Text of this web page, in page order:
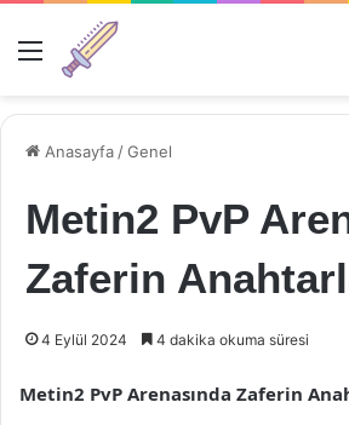
Menü
Anasayfa /Genel
Metin2 PvP
Zaferin
4 Eylül 2024 4 dakika okuma süresi
Metin2 PvP Arenasında Zaferin